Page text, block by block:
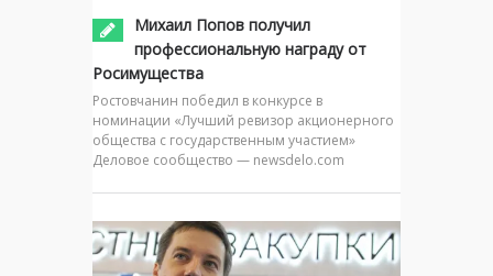
Михаил Попов получил
профессиональную награду от
Росимущества
Ростовчанин победил в конкурсе в
номинации «Лучший ревизор акционерного
общества с государственным участием»
Деловое сообщество — newsdelo.com